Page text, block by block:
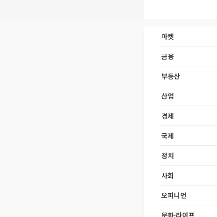
마켓
금융
부동산
산업
경제
국제
정치
사회
오피니언
문화·라이프